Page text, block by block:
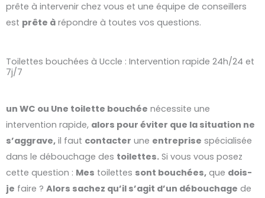
prête à intervenir chez vous et une équipe de conseillers
est prête à répondre à toutes vos questions.
Toilettes bouchées à Uccle : Intervention rapide 24h/24 et
7j/7
un WC ou Une toilette bouchée nécessite une
intervention rapide, alors pour éviter que la situation ne
s’aggrave, il faut contacter une entreprise spécialisée
dans le débouchage des toilettes. Si vous vous posez
cette question : Mes toilettes sont bouchées, que dois-
je faire ? Alors sachez qu’il s’agit d’un débouchage de